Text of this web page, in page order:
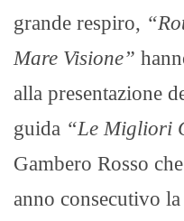
grande respiro,
Mare Visione”
alla presentazione
guida “Le Migliori
Gambero Rosso
anno consecutivo